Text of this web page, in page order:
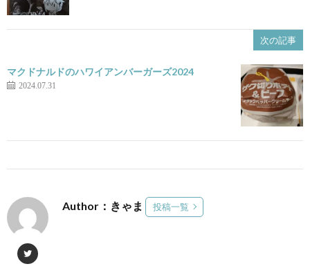
次の記事
マクドナルドのハワイアンバーガーズ2024
2024.07.31
Author：きゃま 投稿一覧